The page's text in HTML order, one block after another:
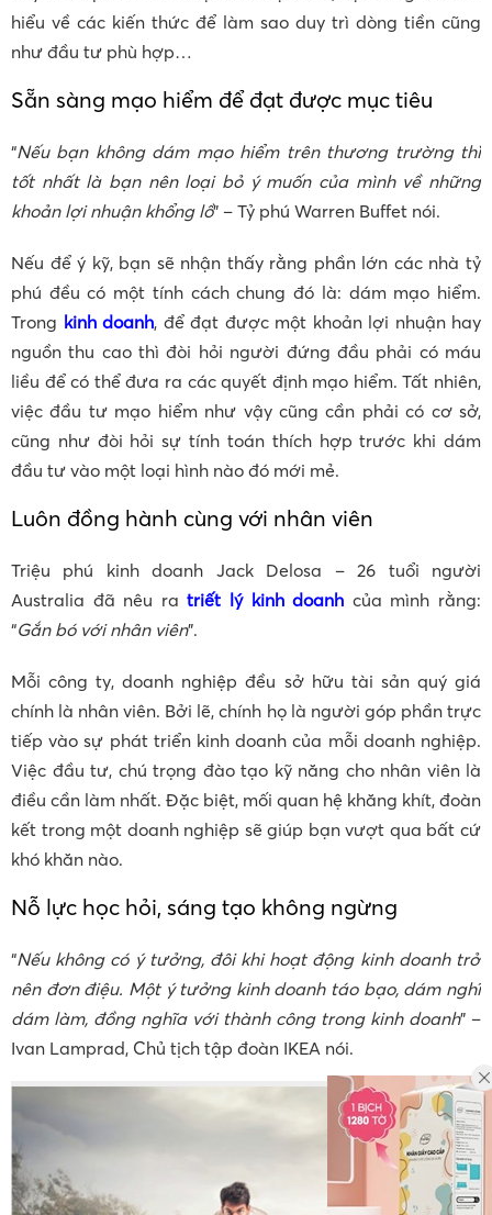
hiểu về các kiến thức để làm sao duy trì dòng tiền cũng
như đầu tư phù hợp…
Sẵn sàng mạo hiểm để đạt được mục tiêu
“Nếu bạn không dám mạo hiểm trên thương trường thì
tốt nhất là bạn nên loại bỏ ý muốn của mình về những
khoản lợi nhuận khổng lồ” – Tỷ phú Warren Buffet nói.
Nếu để ý kỹ, bạn sẽ nhận thấy rằng phần lớn các nhà tỷ
phú đều có một tính cách chung đó là: dám mạo hiểm.
Trong kinh doanh, để đạt được một khoản lợi nhuận hay
nguồn thu cao thì đòi hỏi người đứng đầu phải có máu
liều để có thể đưa ra các quyết định mạo hiểm. Tất nhiên,
việc đầu tư mạo hiểm như vậy cũng cần phải có cơ sở,
cũng như đòi hỏi sự tính toán thích hợp trước khi dám
đầu tư vào một loại hình nào đó mới mẻ.
Luôn đồng hành cùng với nhân viên
Triệu phú kinh doanh Jack Delosa – 26 tuổi người
Australia đã nêu ratriết lý kinh doanh của mình rằng:
“Gắn bó với nhân viên”.
Mỗi công ty, doanh nghiệp đều sở hữu tài sản quý giá
chính là nhân viên. Bởi lẽ, chính họ là người góp phần trực
tiếp vào sự phát triển kinh doanh của mỗi doanh nghiệp.
Việc đầu tư, chú trọng đào tạo kỹ năng cho nhân viên là
điều cần làm nhất. Đặc biệt, mối quan hệ khăng khít, đoàn
kết trong một doanh nghiệp sẽ giúp bạn vượt qua bất cứ
khó khăn nào.
Nỗ lực học hỏi, sáng tạo không ngừng
“Nếu không có ý tưởng, đôi khi hoạt động kinh doanh trở
nên đơn điệu. Một ý tưởng kinh doanh táo bạo, dám nghĩ
dám làm, đồng nghĩa với thành công trong kinh doanh” –
Ivan Lamprad, Chủ tịch tập đoàn IKEA nói.